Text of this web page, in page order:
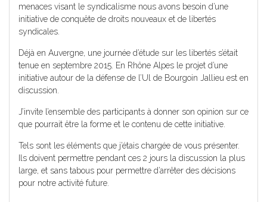
menaces visant le syndicalisme nous avons besoin d’une
initiative de conquête de droits nouveaux et de libertés
syndicales.
Déjà en Auvergne, une journée d’étude sur les libertés s’était
tenue en septembre 2015. En Rhône Alpes le projet d’une
initiative autour de la défense de l’Ul de Bourgoin Jallieu est en
discussion.
J’invite l’ensemble des participants à donner son opinion sur ce
que pourrait être la forme et le contenu de cette initiative.
Tels sont les éléments que j’étais chargée de vous présenter.
Ils doivent permettre pendant ces 2 jours la discussion la plus
large, et sans tabous pour permettre d’arrêter des décisions
pour notre activité future.